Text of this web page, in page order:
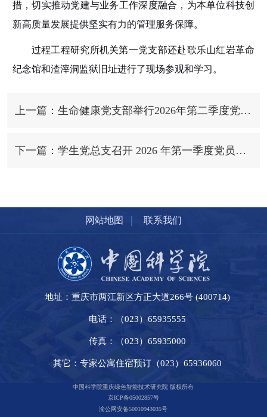
措，切实推动党建与业务工作深度融合，为本单位科技创
新高质量发展提供坚实有力的管理服务保障。
过程工程研究所机关第一党支部还赴歌乐山红岩革命
纪念馆和渣滓洞监狱旧址进行了现场参观和学习。
上一篇：生命健康党支部举行2026年第二季度党员大会暨主题党日活动
下一篇：学生党总支召开 2026 年第一季度党员大会暨 2025 年度组织生活会
网站地图 | 联系我们
地址：重庆市两江新区方正大道266号 (400714)
电话：（023）65935555
传真：（023）65935000
其它：专家公寓住宿预订（023）65936060
中国科学院重庆绿色智能技术研究院 版权所有
京ICP备05002857号
渝公网安备50010943035号